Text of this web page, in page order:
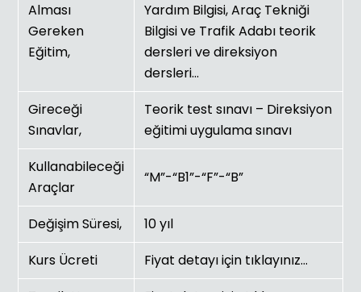
Alması
Gereken
Eğitim,
Yardım Bilgisi, Araç Tekniği
Bilgisi ve Trafik Adabı teorik
dersleri ve direksiyon
dersleri…
Gireceği
Sınavlar,
Teorik test sınavı – Direksiyon
eğitimi uygulama sınavı
Kullanabileceği
Araçlar
“M”-“B1”-“F”-“B”
Değişim Süresi,
10 yıl
Kurs Ücreti
Fiyat detayı için tıklayınız…